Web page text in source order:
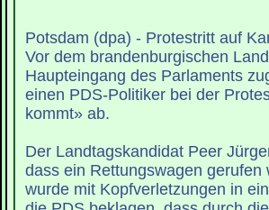
Potsdam (dpa) - Protestritt auf
Vor dem brandenburgischen
Haupteingang des Parlaments
einen PDS-Politiker bei der
kommt» ab.
Der Landtagskandidat Peer
dass ein Rettungswagen
wurde mit Kopfverletzungen in